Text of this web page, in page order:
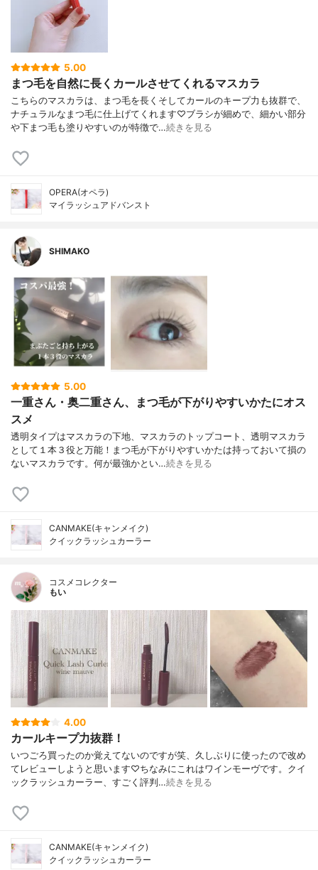
5.00
まつ毛を自然に長くカールさせてくれるマスカラ
こちらのマスカラは、まつ毛を長くそしてカールのキープ力も抜群で、
ナチュラルなまつ毛に仕上げてくれます♡ブラシが細めで、細かい部分
や下まつ毛も塗りやすいのが特徴で…続きを見る
OPERA(オペラ)
マイラッシュアドバンスト
SHIMAKO
5.00
一重さん・奥二重さん、まつ毛が下がりやすいかたにオス
スメ
透明タイプはマスカラの下地、マスカラのトップコート、透明マスカラ
として１本３役と万能！まつ毛が下がりやすいかたは持っておいて損の
ないマスカラです。何が最強かとい…続きを見る
CANMAKE(キャンメイク)
クイックラッシュカーラー
コスメコレクター
もい
4.00
カールキープ力抜群！
いつごろ買ったのか覚えてないのですが笑、久しぶりに使ったので改め
てレビューしようと思います♡ちなみにこれはワインモーヴです。クイ
ックラッシュカーラー、すごく評判…続きを見る
CANMAKE(キャンメイク)
クイックラッシュカーラー